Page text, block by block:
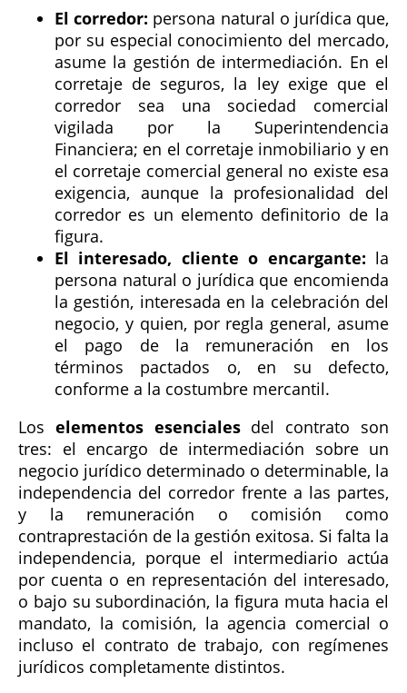
El corredor: persona natural o jurídica que,
por su especial conocimiento del mercado,
asume la gestión de intermediación. En el
corretaje de seguros, la ley exige que el
corredor sea una sociedad comercial
vigilada por la Superintendencia
Financiera; en el corretaje inmobiliario y en
el corretaje comercial general no existe esa
exigencia, aunque la profesionalidad del
corredor es un elemento definitorio de la
figura.
El interesado, cliente o encargante: la
persona natural o jurídica que encomienda
la gestión, interesada en la celebración del
negocio, y quien, por regla general, asume
el pago de la remuneración en los
términos pactados o, en su defecto,
conforme a la costumbre mercantil.
Los elementos esencialesdel contrato son
tres: el encargo de intermediación sobre un
negocio jurídico determinado o determinable, la
independencia del corredor frente a las partes,
y la remuneración o comisión como
contraprestación de la gestión exitosa. Si falta la
independencia, porque el intermediario actúa
por cuenta o en representación del interesado,
o bajo su subordinación, la figura muta hacia el
mandato, la comisión, la agencia comercial o
incluso el contrato de trabajo, con regímenes
jurídicos completamente distintos.